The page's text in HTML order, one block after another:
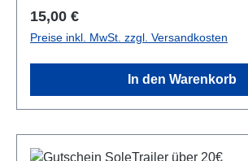
Regulärer Preis:
15,00 €
Preise inkl. MwSt. zzgl. Versandkosten
In den Warenkorb